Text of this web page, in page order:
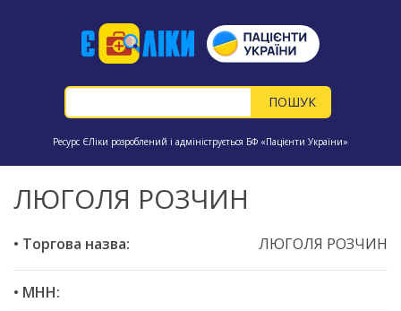
Ресурс ЄЛіки розроблений і адмініструється БФ «Пацієнти України»
ЛЮГОЛЯ РОЗЧИН
• Торгова назва: ЛЮГОЛЯ РОЗЧИН
• МНН: